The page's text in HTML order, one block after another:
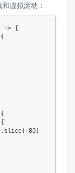
虚拟滚动：
=> {
{
{
{
. slice( -80)